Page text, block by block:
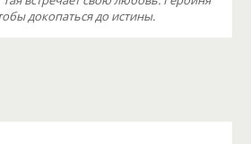
докопаться до истины.